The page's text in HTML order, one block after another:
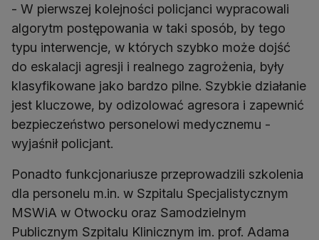
- W pierwszej kolejności policjanci wypracowali
algorytm postępowania w taki sposób, by tego
typu interwencje, w których szybko może dojść
do eskalacji agresji i realnego zagrożenia, były
klasyfikowane jako bardzo pilne. Szybkie działanie
jest kluczowe, by odizolować agresora i zapewnić
bezpieczeństwo personelowi medycznemu -
wyjaśnił policjant.
Ponadto funkcjonariusze przeprowadzili szkolenia
dla personelu m.in. w Szpitalu Specjalistycznym
MSWiA w Otwocku oraz Samodzielnym
Publicznym Szpitalu Klinicznym im. prof. Adama